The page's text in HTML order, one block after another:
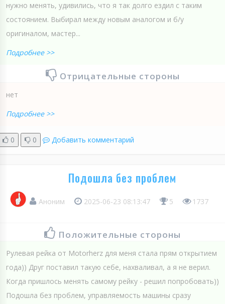
нужно менять, удивились, что я так долго ездил с таким
состоянием. Выбирал между новым аналогом и б/у
оригиналом, мастер...
Подробнее >>
Отрицательные стороны
нет
Подробнее >>
0 0 Добавить комментарий
Подошла без проблем
Аноним 2025-06-23 08:13:47 5 1737
Положительные стороны
Рулевая рейка от Motorherz для меня стала прям открытием
года)) Друг поставил такую себе, нахваливал, а я не верил.
Когда пришлось менять самому рейку - решил попробовать))
Подошла без проблем, управляемость машины сразу